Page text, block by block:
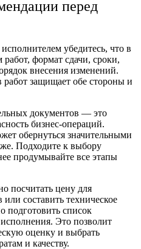
перед
убедитесь, что в
формат сдачи, сроки,
внесения изменений.
защищает обе стороны и
документов — это
бизнес‑операций.
обернуться значительными
Подходите к выбору
продумывайте все этапы
посчитать цену для
составить техническое
подготовить список
Это позволит
оценку и выбрать
и качеству.